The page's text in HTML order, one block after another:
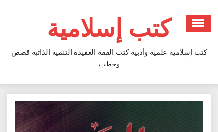
content
كتب إسلامية
كتب إسلامية علمية وأدبية كتب الفقه العقيدة التنمية الذاتية قصص
وخطب